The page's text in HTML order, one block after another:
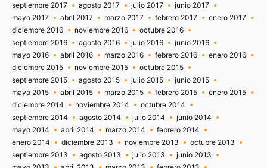
septiembre 2017
agosto 2017 julio 2017
junio 2017
mayo 2017
abril 2017 marzo 2017 febrero 2017
enero 2017
diciembre 2016
noviembre 2016
octubre 2016
septiembre 2016
agosto 2016 julio 2016
junio 2016
mayo 2016
abril 2016 marzo 2016 febrero 2016
enero 2016
diciembre 2015
noviembre 2015
octubre 2015
septiembre 2015
agosto 2015 julio 2015
junio 2015
mayo 2015
abril 2015 marzo 2015 febrero 2015
enero 2015
diciembre 2014
noviembre 2014
octubre 2014
septiembre 2014
agosto 2014 julio 2014
junio 2014
mayo 2014
abril 2014 marzo 2014
febrero 2014
enero 2014
diciembre 2013 noviembre 2013
octubre 2013
septiembre 2013
agosto 2013 julio 2013
junio 2013